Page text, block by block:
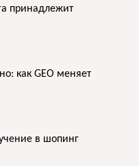
принадлежит
как GEO меняет
в шопинг